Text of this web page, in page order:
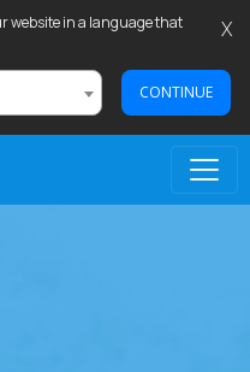
website in a language that
CONTINUE
X